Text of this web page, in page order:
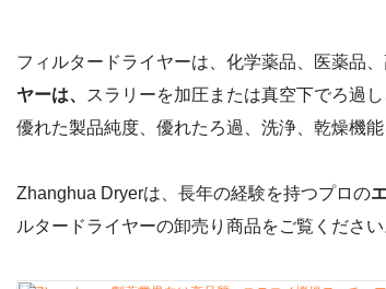
フィルタードライヤーは、化学薬品、医薬品
ヤーは、
スラリーを加圧または真空下でろ過
優れた製品純度、優れたろ過、洗浄、乾燥機能
Zhanghua Dryerは、長年の経験を持つプロの
ルタードライヤーの卸売り商品をご覧くださ